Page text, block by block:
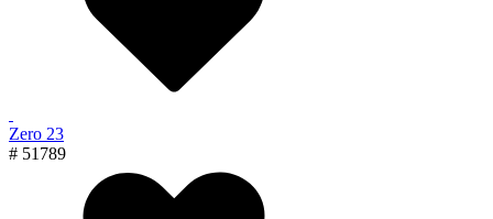
Zero 23
# 51789